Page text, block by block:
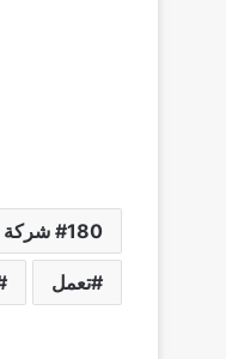
180 شركة
تعمل